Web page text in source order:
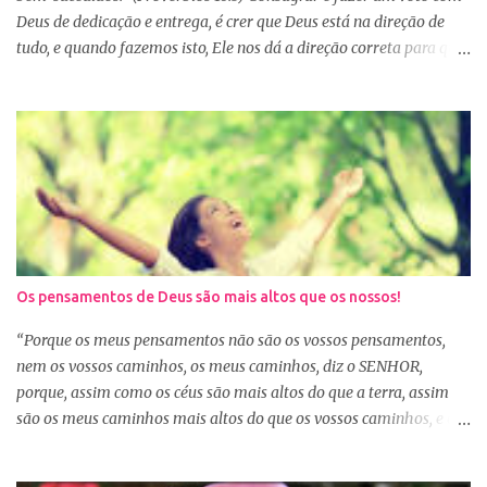
Deus de dedicação e entrega, é crer que Deus está na direção de
tudo, e quando fazemos isto, Ele nos dá a direção correta para que
agirmos dessa forma seremos bem-sucedidas. E o que é ser bem-
sucedido? Para o mundo é aquele que alcança o sucesso com o
trabalho de suas próprias mãos, glorificando a si mesmo. Porém
para aquele que consagra tudo a Deus, o conceito é outro. Quando
consagramos nossa vida e nossos planos a Deus, ficamos
aguardando a Sua resposta que muitas vezes não é bem o que o
nosso coração desejava, mas é o desejo do coração de Deus. E
sabemos que Deus é perfeito e tem o melhor para nós. Consagrar
tudo a Deus e fazer a Sua vontade, é a garantia de que tudo dará
certo. Logo pela manhã, consagre s...
Os pensamentos de Deus são mais altos que os nossos!
“Porque os meus pensamentos não são os vossos pensamentos,
nem os vossos caminhos, os meus caminhos, diz o SENHOR,
porque, assim como os céus são mais altos do que a terra, assim
são os meus caminhos mais altos do que os vossos caminhos, e os